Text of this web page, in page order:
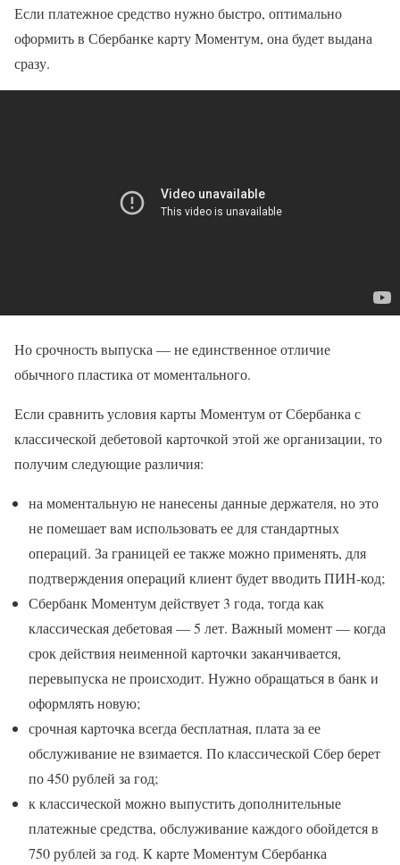
Если платежное средство нужно быстро, оптимально
оформить в Сбербанке карту Моментум, она будет выдана
сразу.
Но срочность выпуска — не единственное отличие
обычного пластика от моментального.
Если сравнить условия карты Моментум от Сбербанка с
классической дебетовой карточкой этой же организации, то
получим следующие различия:
на моментальную не нанесены данные держателя, но это
не помешает вам использовать ее для стандартных
операций. За границей ее также можно применять, для
подтверждения операций клиент будет вводить ПИН-код;
Сбербанк Моментум действует 3 года, тогда как
классическая дебетовая — 5 лет. Важный момент — когда
срок действия неименной карточки заканчивается,
перевыпуска не происходит. Нужно обращаться в банк и
оформлять новую;
срочная карточка всегда бесплатная, плата за ее
обслуживание не взимается. По классической Сбер берет
по 450 рублей за год;
к классической можно выпустить дополнительные
платежные средства, обслуживание каждого обойдется в
750 рублей за год. К карте Моментум Сбербанка